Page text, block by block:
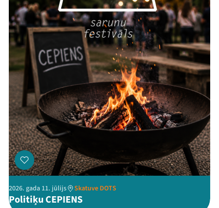
2026. gada 11. jūlijs Skatuve DOTS
Politiķu CEPIENS